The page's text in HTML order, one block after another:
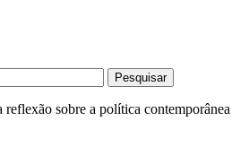
sobre a política contemporânea